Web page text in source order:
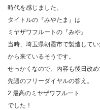
時代を感じました。
タイトルの『みやたま』は
ミヤザワフルートの『みや』
当時、埼玉県朝霞市で製造してい
から来ているそうです。
せっかくなので、内容も後日改め
先週のフリーダイヤルの答え。
2.最高のミヤザワフルート
でした！